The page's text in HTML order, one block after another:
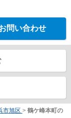
問い合わせ
市旭区 > 鶴ケ峰本町の